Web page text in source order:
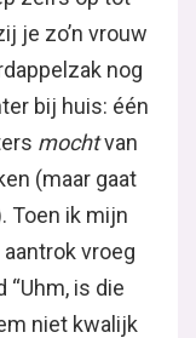
je zo’n vrouw
nog
bij huis: één
mochtvan
(maar gaat
Toen ik mijn
vroeg
is die
niet kwalijk